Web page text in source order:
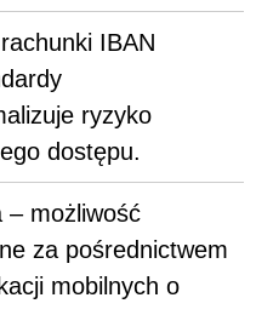
IBAN
ryzyko
dostępu.
– możliwość
za pośrednictwem
mobilnych o